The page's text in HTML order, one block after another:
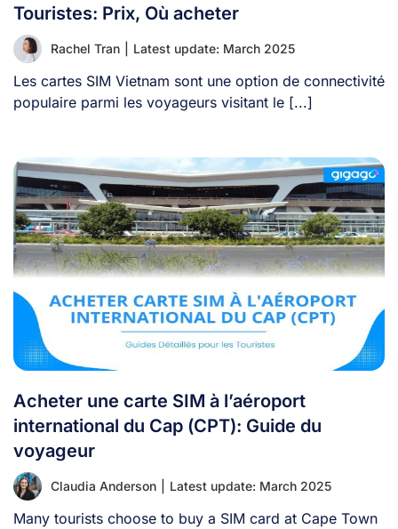
Touristes: Prix, Où acheter
Rachel Tran Latest update: March 2025
Les cartes SIM Vietnam sont une option de connectivité
populaire parmi les voyageurs visitant le [...]
Acheter une carte SIM à l’aéroport
international du Cap (CPT): Guide du
voyageur
Claudia Anderson Latest update: March 2025
Many tourists choose to buy a SIM card at Cape Town